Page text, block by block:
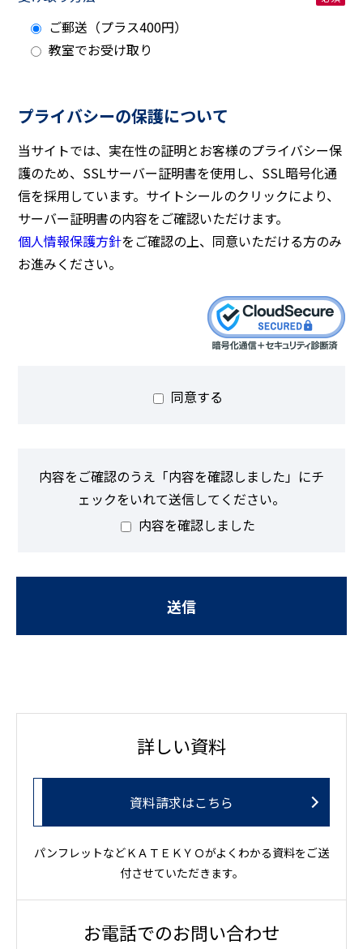
ご郵送（プラス400円）
教室でお受け取り
プライバシーの保護について
当サイトでは、実在性の証明とお客様のプライバシー保
護のため、SSLサーバー証明書を使用し、SSL暗号化通
信を採用しています。サイトシールのクリックにより、
サーバー証明書の内容をご確認いただけます。
個人情報保護方針をご確認の上、同意いただける方のみ
お進みください。
同意する
内容をご確認のうえ「内容を確認しました」にチ
ェックをいれて送信してください。
内容を確認しました
詳しい資料
資料請求はこちら
パンフレットなどＫＡＴＥＫＹＯがよくわかる資料をご送
付させていただきます。
お電話でのお問い合わせ